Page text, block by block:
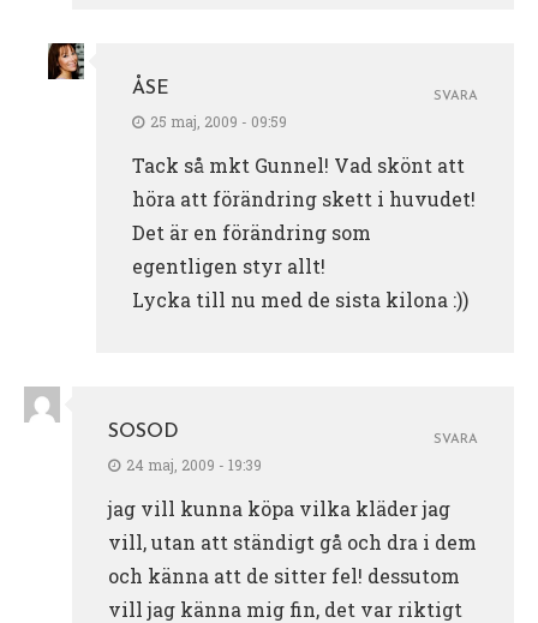
ÅSE
25 maj, 2009 - 09:59
Tack så mkt Gunnel! Vad skönt att
höra att förändring skett i huvudet!
Det är en förändring som
egentligen styr allt!
Lycka till nu med de sista kilona :))
SVARA
SOSOD
24 maj, 2009 - 19:39
jag vill kunna köpa vilka kläder jag
vill, utan att ständigt gå och dra i dem
och känna att de sitter fel! dessutom
vill jag känna mig fin, det var riktigt
SVARA